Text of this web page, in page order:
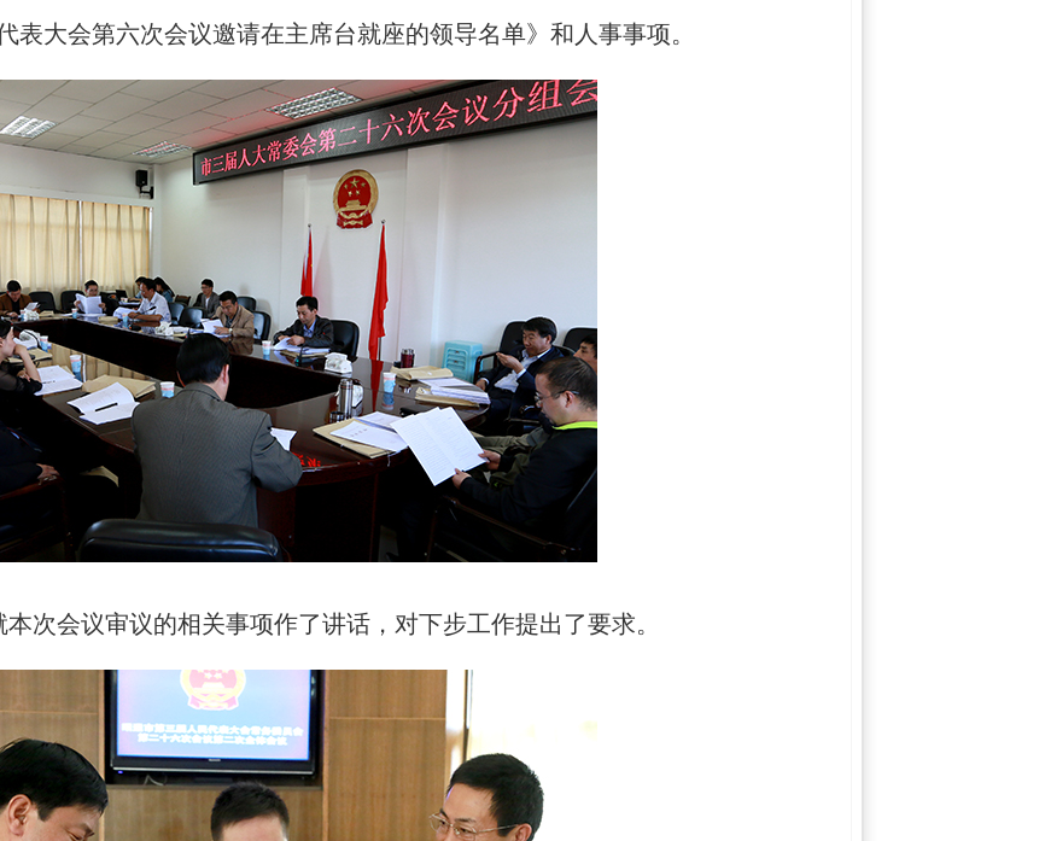
表大会第六次会议邀请在主席台就座的领导名单》和人事事项。
次会议审议的相关事项作了讲话，对下步工作提出了要求。